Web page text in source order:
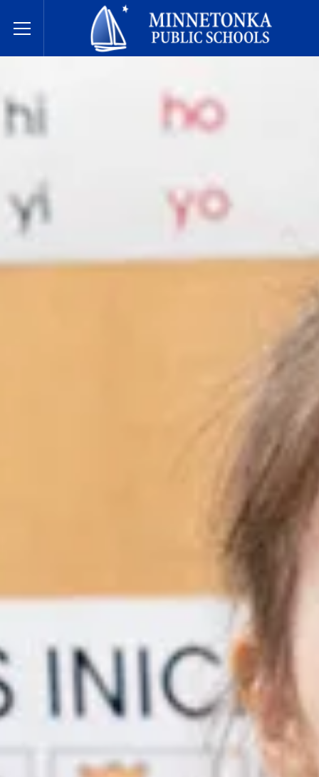
Toggle Menu
Javne škole Minnetonke